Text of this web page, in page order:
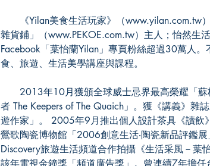
《Yilan美食生活玩家》（www.yilan.com.tw）
雜貨鋪」（www.PEKOE.com.tw）主人；怡然生
Facebook「葉怡蘭Yilan」專頁粉絲超過30萬人。
食、旅遊、生活美學講座與課程。
2013年10月獲頒全球威士忌界最高榮耀「蘇
者 The Keepers of The Quaich」。獲《講義》雜
遊作家」。 2005年9月推出個人設計茶具《讀飲
鶯歌陶瓷博物館「2006創意生活‧陶瓷新品評鑑
Discovery旅遊生活頻道合作拍攝《生活采風－葉
該年電視金鐘獎「頻道廣告獎」。曾連續7年擔任